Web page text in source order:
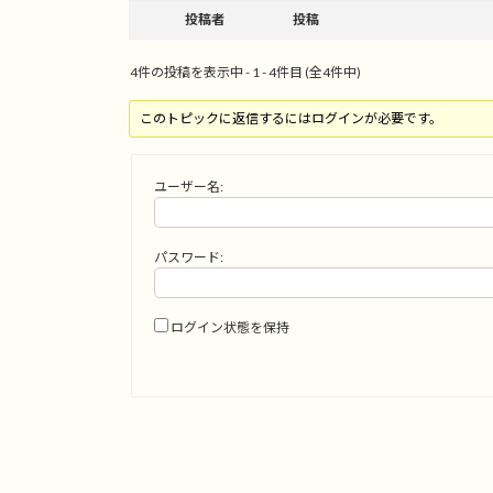
投稿者 投稿
4件の投稿を表示中 - 1 - 4件目 (全4件中)
このトピックに返信するにはログインが必要です。
ユーザー名:
パスワード:
ログイン状態を保持